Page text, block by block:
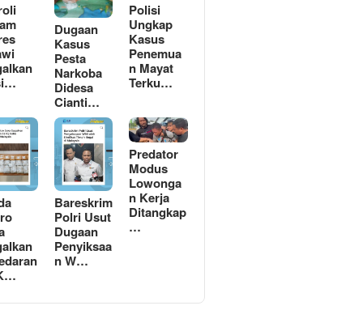
Dugaan
Kasus
Pesta
Narkoba
Didesa
Cianti…
Polisi
Ungkap
Kasus
Penemua
n Mayat
Terku…
Bareskrim
Polri Usut
Dugaan
Penyiksaa
n W…
Predator
Modus
Lowonga
n Kerja
Ditangkap
…